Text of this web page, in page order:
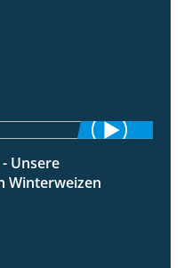
Unsere
Winterweizen